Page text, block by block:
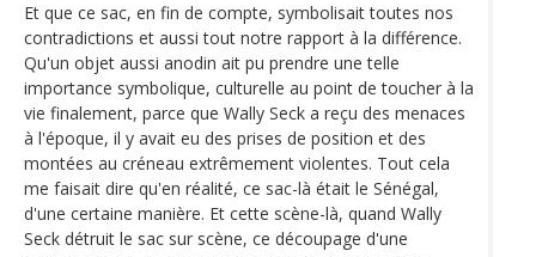
Et que ce sac, en fin de compte, symbolisait toutes nos
contradictions et aussi tout notre rapport à la différence.
Qu'un objet aussi anodin ait pu prendre une telle
importance symbolique, culturelle au point de toucher à la
vie finalement, parce que Wally Seck a reçu des menaces
à l'époque, il y avait eu des prises de position et des
montées au créneau extrêmement violentes. Tout cela
me faisait dire qu'en réalité, ce sac-là était le Sénégal,
d'une certaine manière. Et cette scène-là, quand Wally
Seck détruit le sac sur scène, ce découpage d'une